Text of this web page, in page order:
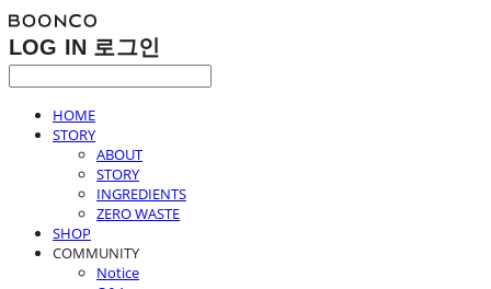
LOG IN 로그인
HOME
STORY
ABOUT
STORY
INGREDIENTS
ZERO WASTE
SHOP
COMMUNITY
Notice